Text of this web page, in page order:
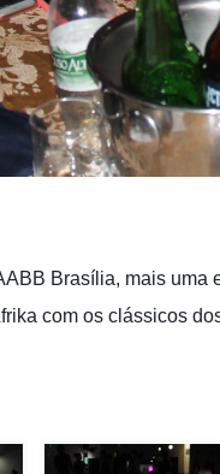
Brasília, mais uma
com os clássicos